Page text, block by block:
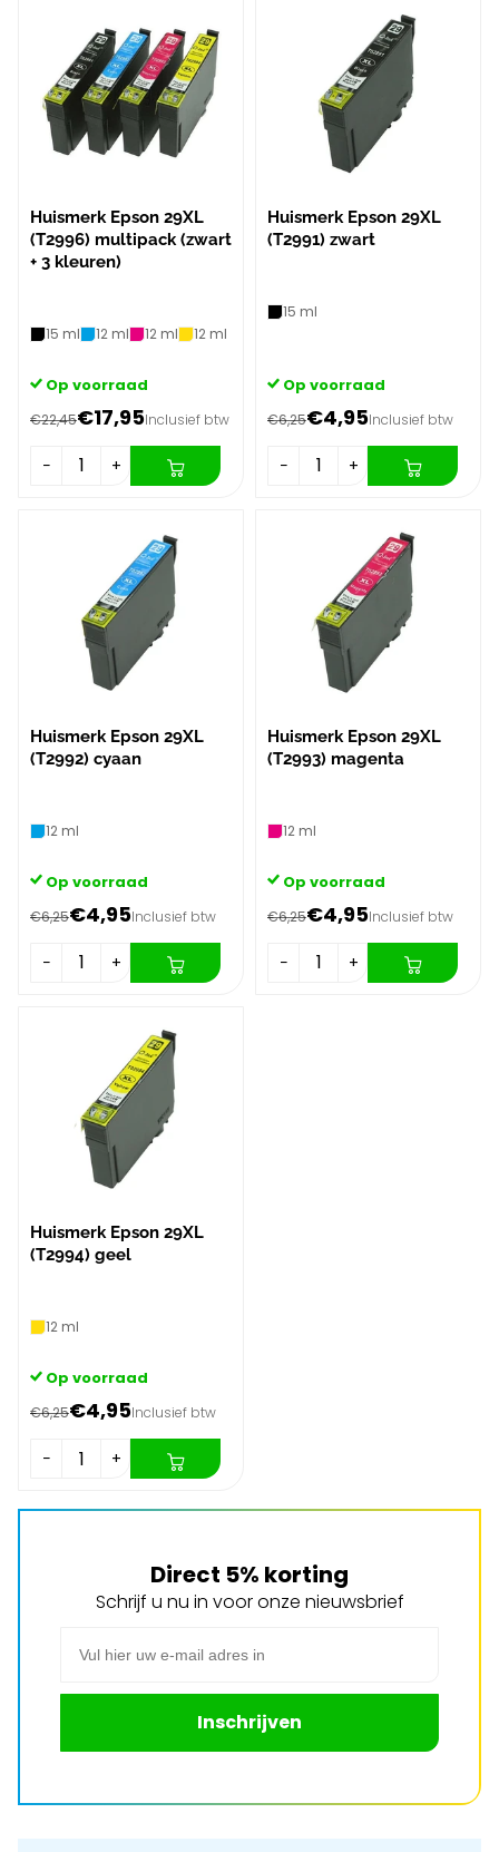
Huismerk Epson 29XL
(T2996) multipack (zwart
+ 3 kleuren)
15 ml 12 ml 12 ml 12 ml
Op voorraad
€22,45€17,95Inclusief btw
− +
Huismerk Epson 29XL
(T2991) zwart
15 ml
Op voorraad
€6,25€4,95Inclusief btw
− +
Huismerk Epson 29XL
(T2992) cyaan
12 ml
Op voorraad
€6,25€4,95Inclusief btw
− +
Huismerk Epson 29XL
(T2993) magenta
12 ml
Op voorraad
€6,25€4,95Inclusief btw
− +
Huismerk Epson 29XL
(T2994) geel
12 ml
Op voorraad
€6,25€4,95Inclusief btw
− +
Direct 5% korting
Schrijf u nu in voor onze nieuwsbrief
Inschrijven